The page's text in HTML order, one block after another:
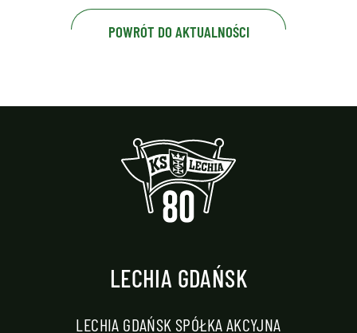
POWRÓT DO AKTUALNOŚCI
LECHIA GDAŃSK
LECHIA GDAŃSK SPÓŁKA AKCYJNA